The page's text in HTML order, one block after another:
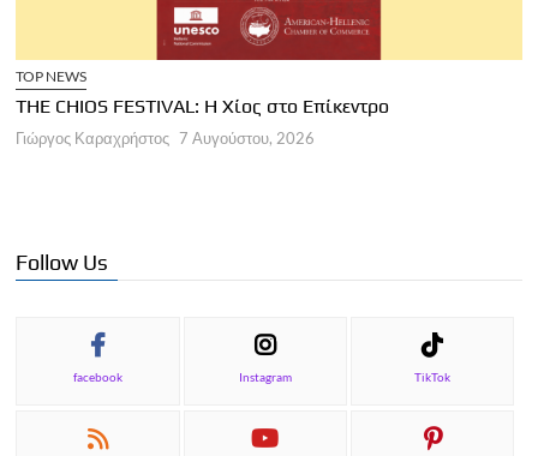
TOP NEWS
THE CHIOS FESTIVAL: Η Χίος στο Επίκεντρο
Γιώργος Καραχρήστος 7 Αυγούστου, 2026
Follow Us
facebook Instagram TikTok